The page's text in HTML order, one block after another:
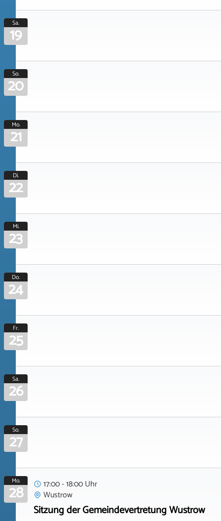
Sa.
19
So.
20
Mo.
21
Di.
22
Mi.
23
Do.
24
Fr.
25
Sa.
26
So.
27
Mo.
28
17:00 - 18:00 Uhr
Wustrow
Sitzung der Gemeindevertretung Wustrow